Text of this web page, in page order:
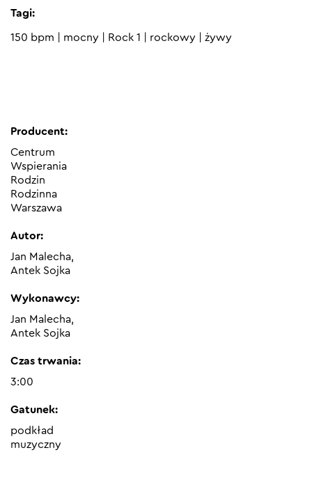
Tagi:
150 bpm mocny Rock 1 rockowy żywy
Producent:
Centrum
Wspierania
Rodzin
Rodzinna
Warszawa
Autor:
Jan Malecha,
Antek Sojka
Wykonawcy:
Jan Malecha,
Antek Sojka
Czas trwania:
3:00
Gatunek:
podkład
muzyczny